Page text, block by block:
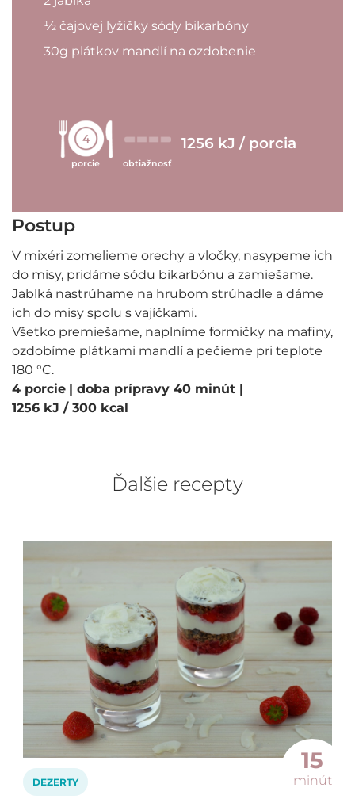
½ čajovej lyžičky sódy bikarbóny
30g plátkov mandlí na ozdobenie
4
porcie obtiažnosť
1256 kJ / porcia
Postup
V mixéri zomelieme orechy a vločky, nasypeme ich
do misy, pridáme sódu bikarbónu a zamiešame.
Jablká nastrúhame na hrubom strúhadle a dáme
ich do misy spolu s vajíčkami.
Všetko premiešame, naplníme formičky na mafiny,
ozdobíme plátkami mandlí a pečieme pri teplote
180 °C.
4 porcie | doba prípravy 40 minút |
1256 kJ / 300 kcal
Ďalšie recepty
15
minút
DEZERTY